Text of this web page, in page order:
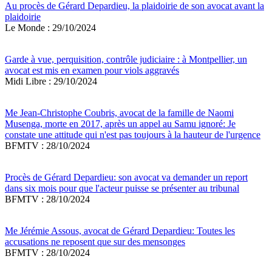
Au procès de Gérard Depardieu, la plaidoirie de son avocat avant la
plaidoirie
Le Monde : 29/10/2024
Garde à vue, perquisition, contrôle judiciaire : à Montpellier, un
avocat est mis en examen pour viols aggravés
Midi Libre : 29/10/2024
Me Jean-Christophe Coubris, avocat de la famille de Naomi
Musenga, morte en 2017, après un appel au Samu ignoré: Je
constate une attitude qui n'est pas toujours à la hauteur de l'urgence
BFMTV : 28/10/2024
Procès de Gérard Depardieu: son avocat va demander un report
dans six mois pour que l'acteur puisse se présenter au tribunal
BFMTV : 28/10/2024
Me Jérémie Assous, avocat de Gérard Depardieu: Toutes les
accusations ne reposent que sur des mensonges
BFMTV : 28/10/2024